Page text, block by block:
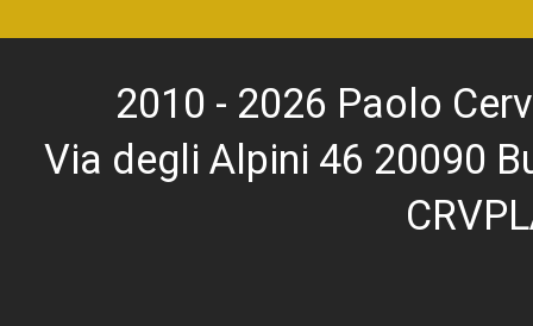
2010 - 2026 Paolo
Via degli Alpini 46 20090